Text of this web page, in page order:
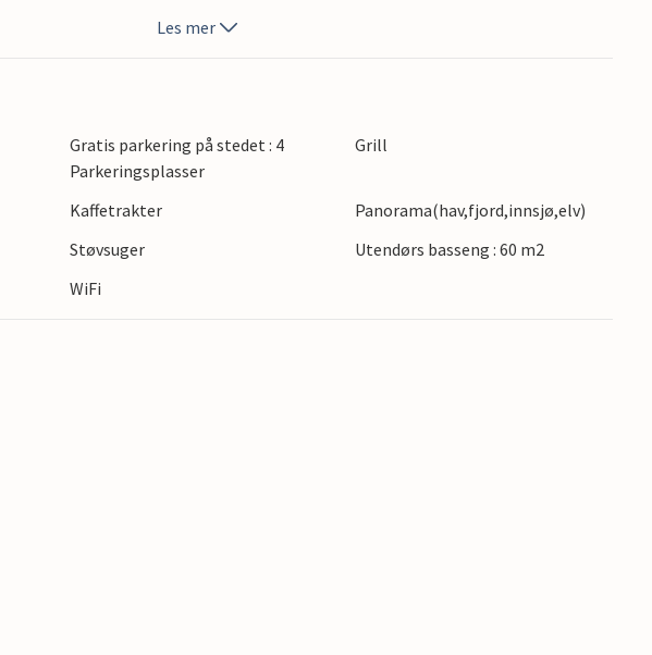
hvor du kan nyte måltidene dine ute med utsikt over
Fiskerlandsbyen San Nicola L'Arena med sitt slott som vokter
av de normannisk-arabiske klostrene i Chisazza ligger
området Solunto ligger 8 km unna. Den vakre byen
normanniske kirker og museer, ligger bare 20 minutter unna
km til det berømte feriestedet Cefalù. På forespørsel og mot
bassenget også i april.
Les mer
Gratis parkering på stedet : 4
Parkeringsplasser
Grill
Kaffetrakter
Panorama(hav,fjord,innsjø,elv)
Støvsuger
Utendørs basseng : 60 m2
WiFi